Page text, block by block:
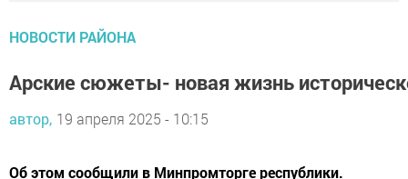
НОВОСТИ РАЙОНА
Арские сюжеты- новая жизнь
автор, 19 апреля 2025 - 10:15
Об этом сообщили в Минпромторге республики.